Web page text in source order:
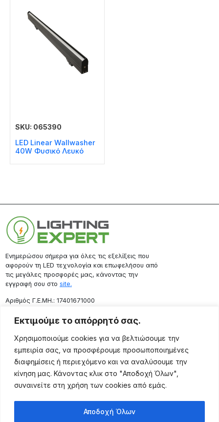
Εκτιμούμε το απόρρητό σας.
Χρησιμοποιούμε cookies για να βελτιώσουμε την
εμπειρία σας, να προσφέρουμε προσωποποιημένες
διαφημίσεις ή περιεχόμενο και να αναλύσουμε την
κίνηση μας. Κάνοντας κλικ στο "Αποδοχή Όλων",
συναινείτε στη χρήση των cookies από εμάς.
Αποδοχή Όλων
SKU: 065390
LED Linear Wallwasher
40W Φυσικό Λευκό
Ενημερώσου σήμερα για όλες τις εξελίξεις που
αφορούν τη LED τεχνολογία και επωφελήσου από
τις μεγάλες προσφορές μας, κάνοντας την
εγγραφή σου στο site.
Aριθμός Γ.Ε.ΜΗ.: 17401671000
Επικοινωνία
Ρόδου 133, Αθήνα 10443
(+30) 211 725 5427
sales@lightingexpert.gr
Χρήσιμες Σελίδες